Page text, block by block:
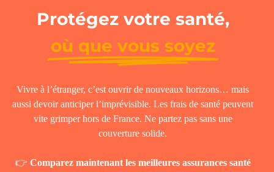
Protégez votre santé,
où que vous soyez
Vivre à l’étranger, c’est ouvrir de nouveaux horizons… mais
aussi devoir anticiper l’imprévisible. Les frais de santé peuvent
vite grimper hors de France. Ne partez pas sans une
couverture solide.
👉 Comparez maintenant les meilleures assurances santé